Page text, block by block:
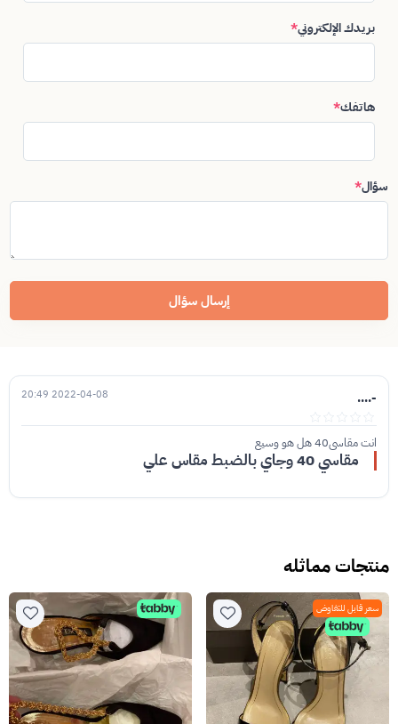
بريدك الإلكتروني*
هاتفك*
سؤال*
إرسال سؤال
-....
2022-04-08 20:49
انت مقاسي40 هل هو وسيع
مقاسي 40 وجاي بالضبط مقاس علي
منتجات مماثله
سعر قابل للتفاوض